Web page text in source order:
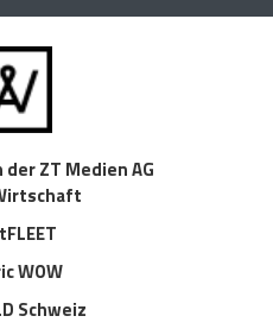
ZT Medien AG
WOW
Schweiz